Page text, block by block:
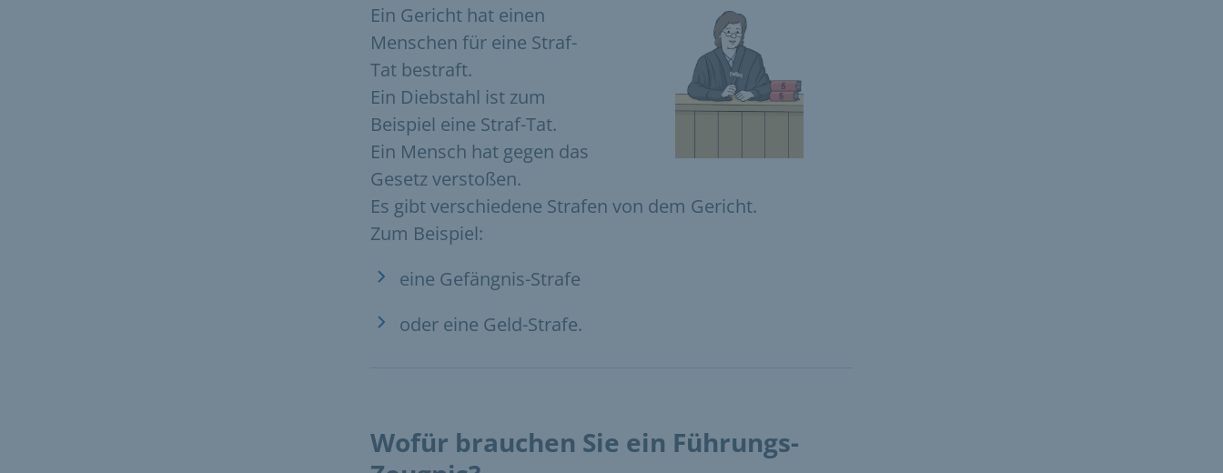
Ein Gericht hat einen
Menschen für eine Straf-
Tat bestraft.
Ein Diebstahl ist zum
Beispiel eine Straf-Tat.
Ein Mensch hat gegen das
Gesetz verstoßen.
Es gibt verschiedene Strafen von dem Gericht.
Zum Beispiel:
eine Gefängnis-Strafe
oder eine Geld-Strafe.
Wofür brauchen Sie ein Führungs-